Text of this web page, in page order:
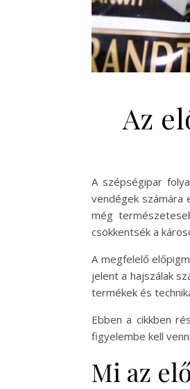
Az
A szépségipar
vendégek számára
még
csökkentsék a
A megfelelő
jelent a hajszálak
termékek és
Ebben a cikkben
figyelembe kell
Mi az